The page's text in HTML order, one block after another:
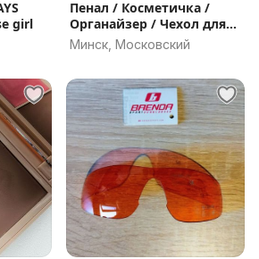
girl
Пенал / Косметичка /
Органайзер / Чехол для
кистей
Минск, Московский